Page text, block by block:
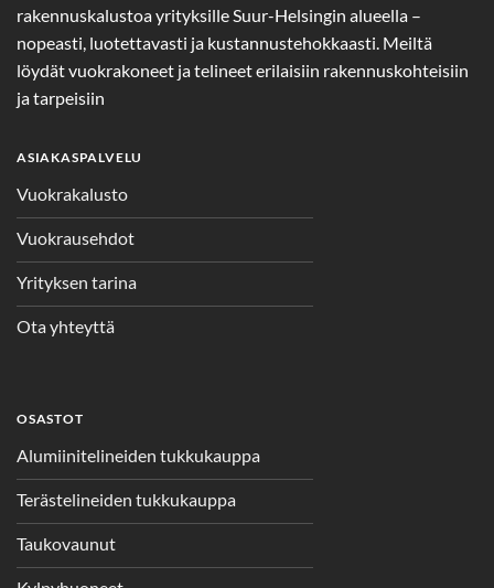
rakennuskalustoa yrityksille Suur-Helsingin alueella –
nopeasti, luotettavasti ja kustannustehokkaasti. Meiltä
löydät vuokrakoneet ja telineet erilaisiin rakennuskohteisiin
ja tarpeisiin
ASIAKASPALVELU
Vuokrakalusto
Vuokrausehdot
Yrityksen tarina
Ota yhteyttä
OSASTOT
Alumiinitelineiden tukkukauppa
Terästelineiden tukkukauppa
Taukovaunut